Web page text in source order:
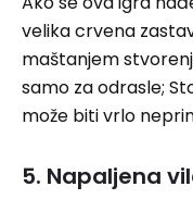
velika crvena
maštanjem
samo za odrasle;
može biti vrlo
5. Napaljena